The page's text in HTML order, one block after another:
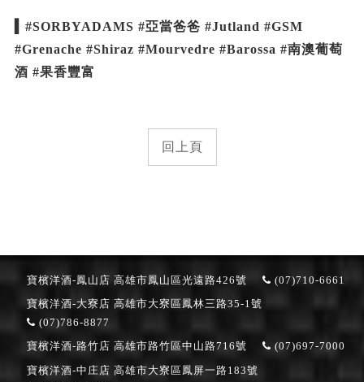
▍#SORBYADAMS #亞當爸爸 #Jutland #GSM
#Grenache #Shiraz #Mourvedre #Barossa #南澳葡萄
酒 #果香豐富
回上頁
寶檳洋酒-鳳山店 高雄市鳳山區光遠路426號 (07)710-6661
寶檳洋酒-大寮店 高雄市大寮區鳳林三路35-1號
(07)786-8877
寶檳洋酒-路竹店 高雄市路竹區中山路716號 (07)697-7000
寶檳洋酒-中庄店 高雄市大寮區鳳屏一路183號